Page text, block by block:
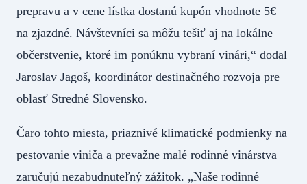
prepravu a v cene lístka dostanú kupón vhodnote 5€
na zjazdné. Návštevníci sa môžu tešiť aj na lokálne
občerstvenie, ktoré im ponúknu vybraní vinári,“ dodal
Jaroslav Jagoš, koordinátor destinačného rozvoja pre
oblasť Stredné Slovensko.
Čaro tohto miesta, priaznivé klimatické podmienky na
pestovanie viniča a prevažne malé rodinné vinárstva
zaručujú nezabudnuteľný zážitok. „Naše rodinné